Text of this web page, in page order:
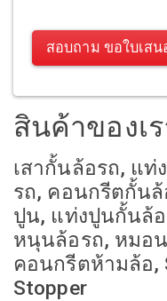
สอบถาม ขอใบเสน
สินค้าของเ
เสากั้นล้อรถ, แ
รถ, คอนกรีตกั้น
ปูน, แท่งปูนกั้นล้
หนุนล้อรถ, หมอ
คอนกรีตห้ามล้อ,
Stopper